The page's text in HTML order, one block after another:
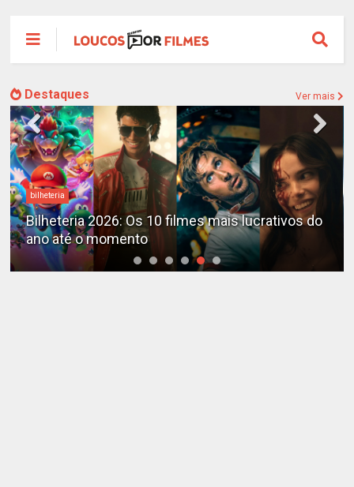
Destaques Ver mais
bilheteria
Bilheteria 2026: Os 10 filmes mais lucrativos do
ano até o momento